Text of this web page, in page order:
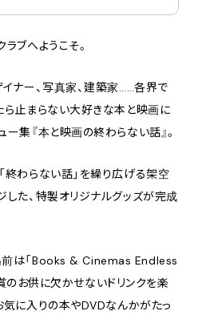
ブへようこそ。
イナー、写真家、建築家……各界で
止まらない大好きな本と映画に
集『本と映画の終わらない話』。
終わらない話」を繰り広げる架空
した、特製オリジナルグッズが完成
前は「Books & Cinemas Endless
お供に欠かせないドリンクを楽
気に入りの本やDVDなんかがたっ